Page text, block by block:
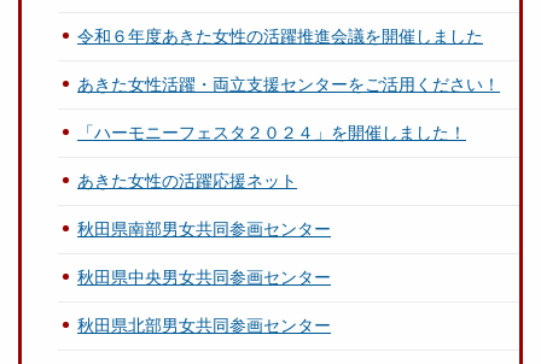
令和６年度あきた女性の活躍推進会議を開催しました
あきた女性活躍・両立支援センターをご活用ください！
「ハーモニーフェスタ２０２４」を開催しました！
あきた女性の活躍応援ネット
秋田県南部男女共同参画センター
秋田県中央男女共同参画センター
秋田県北部男女共同参画センター